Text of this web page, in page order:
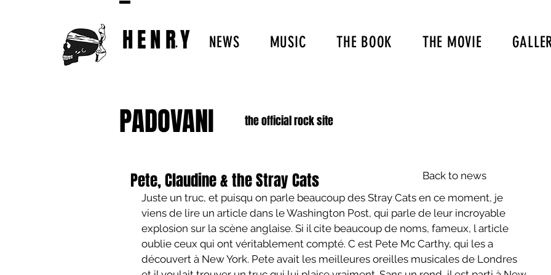
.. NEWS MUSIC THE BOOK THE MOVIE
HENRY
PADOVANI the official rock site
Pete, Claudine & the Stray Cats
Juste un truc, et puisqu on parle beaucoup des Stray Cats en ce moment, je
viens de lire un article dans le Washington Post, qui parle de leur incroyable
explosion sur la scène anglaise. Si il cite beaucoup de noms, fameux, l article
oublie ceux qui ont véritablement compté. C est Pete Mc Carthy, qui les a
découvert à New York. Pete avait les meilleures oreilles musicales de Londres
Back to news